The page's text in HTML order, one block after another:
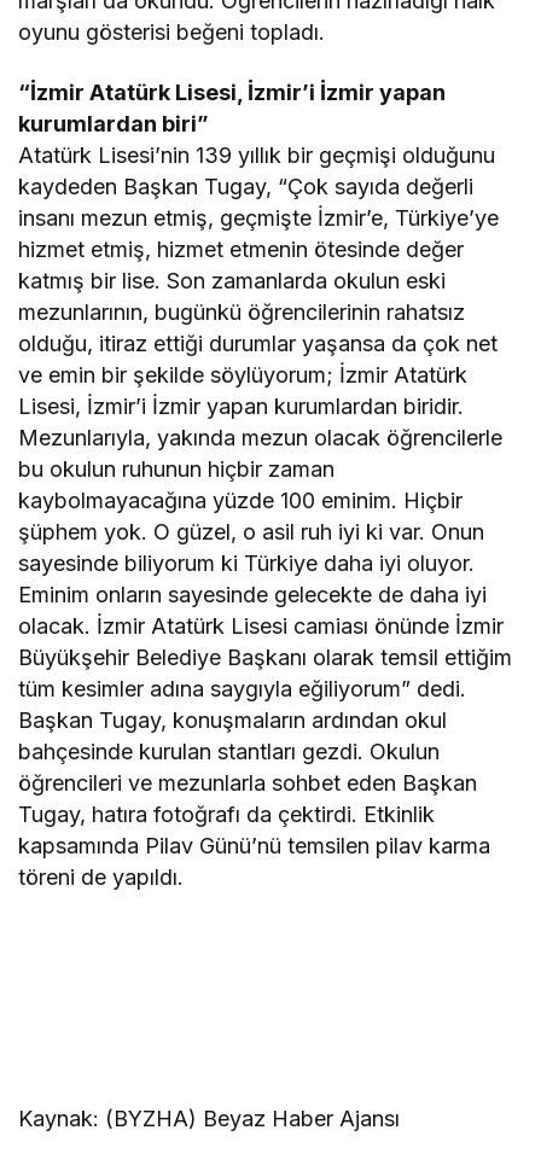
oyunu gösterisi beğeni topladı.
“İzmir Atatürk Lisesi, İzmir’i İzmir yapan
kurumlardan biri”
Atatürk Lisesi’nin 139 yıllık bir geçmişi olduğunu
kaydeden Başkan Tugay, “Çok sayıda değerli
insanı mezun etmiş, geçmişte İzmir’e, Türkiye’ye
hizmet etmiş, hizmet etmenin ötesinde değer
katmış bir lise. Son zamanlarda okulun eski
mezunlarının, bugünkü öğrencilerinin rahatsız
olduğu, itiraz ettiği durumlar yaşansa da çok net
ve emin bir şekilde söylüyorum; İzmir Atatürk
Lisesi, İzmir’i İzmir yapan kurumlardan biridir.
Mezunlarıyla, yakında mezun olacak öğrencilerle
bu okulun ruhunun hiçbir zaman
kaybolmayacağına yüzde 100 eminim. Hiçbir
şüphem yok. O güzel, o asil ruh iyi ki var. Onun
sayesinde biliyorum ki Türkiye daha iyi oluyor.
Eminim onların sayesinde gelecekte de daha iyi
olacak. İzmir Atatürk Lisesi camiası önünde İzmir
Büyükşehir Belediye Başkanı olarak temsil ettiğim
tüm kesimler adına saygıyla eğiliyorum” dedi.
Başkan Tugay, konuşmaların ardından okul
bahçesinde kurulan stantları gezdi. Okulun
öğrencileri ve mezunlarla sohbet eden Başkan
Tugay, hatıra fotoğrafı da çektirdi. Etkinlik
kapsamında Pilav Günü’nü temsilen pilav karma
töreni de yapıldı.
Kaynak: (BYZHA) Beyaz Haber Ajansı